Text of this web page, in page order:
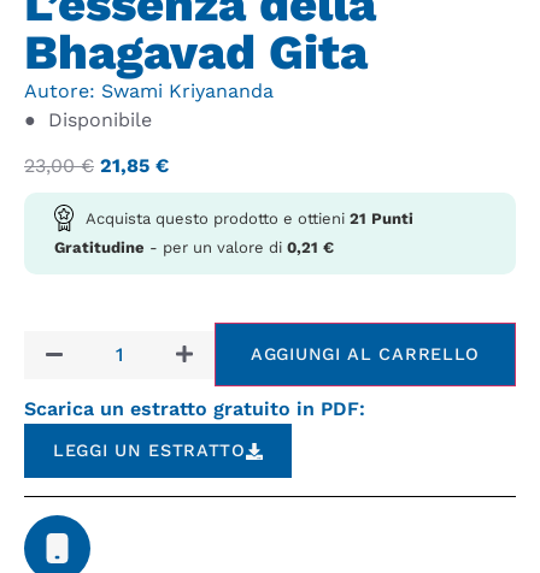
Bhagavad Gita
Autore: Swami Kriyananda
●
Disponibile
23,00€ 21,85 €
Acquista questo prodotto e ottieni 21 Punti
Gratitudine - per un valore di 0,21 €
AGGIUNGI AL CARRELLO
Scarica un estratto gratuito in PDF:
LEGGI UN ESTRATTO